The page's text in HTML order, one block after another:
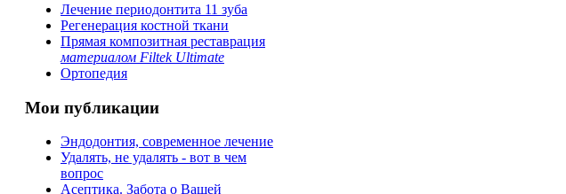
Лечение периодонтита 11 зуба
Регенерация костной ткани
Прямая композитная реставрация
материалом Filtek Ultimate
Ортопедия
Мои публикации
Эндодонтия, современное лечение
Удалять, не удалять - вот в чем
вопрос
Асептика. Забота о Вашей